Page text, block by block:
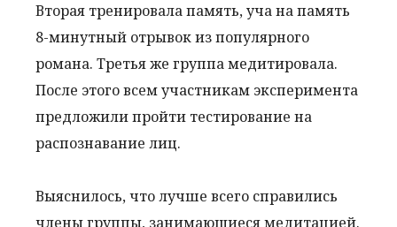
Вторая тренировала память, уча на память
8-минутный отрывок из популярного
романа. Третья же группа медитировала.
После этого всем участникам эксперимента
предложили пройти тестирование на
распознавание лиц.
Выяснилось, что лучше всего справились
члены группы, занимающиеся медитацией.